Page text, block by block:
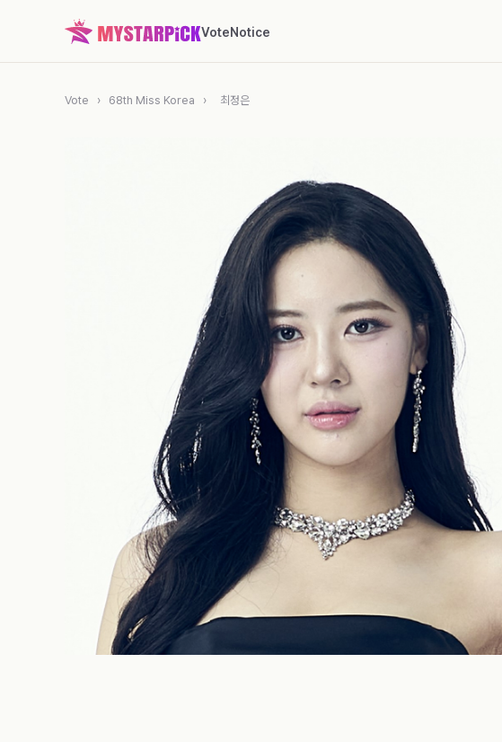
VoteNotice
Vote › 68th Miss Korea › 최정은